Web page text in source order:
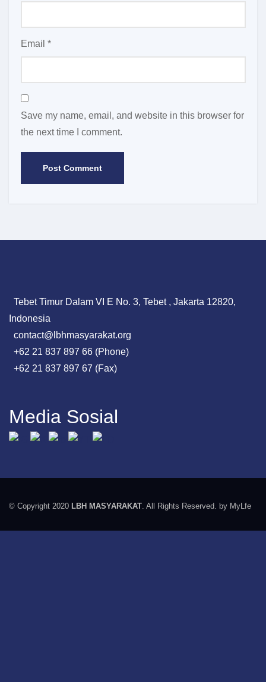
Email *
Save my name, email, and website in this browser for
the next time I comment.
Tebet Timur Dalam VI E No. 3, Tebet , Jakarta 12820,
Indonesia
contact@lbhmasyarakat.org
+62 21 837 897 66 (Phone)
+62 21 837 897 67 (Fax)
Media Sosial
© Copyright 2020 LBH MASYARAKAT . All Rights Reserved. by MyLfe